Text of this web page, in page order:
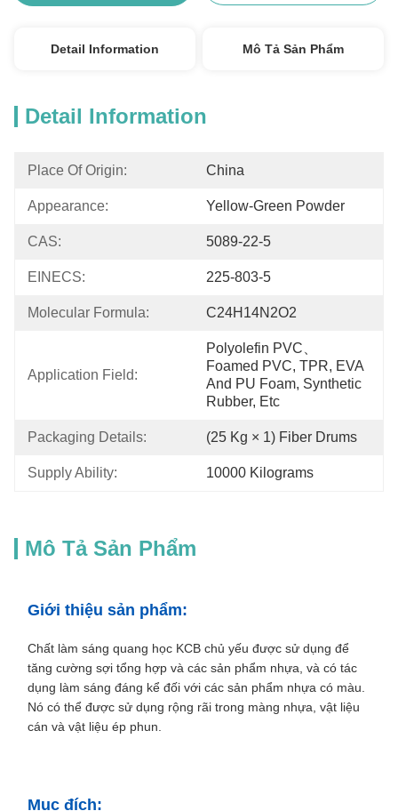
Detail Information Mô Tả Sản Phẩm
Detail Information
Place Of Origin: China
Appearance: Yellow-Green Powder
CAS: 5089-22-5
EINECS: 225-803-5
Molecular Formula: C24H14N2O2
Application Field:
Polyolefin PVC、
Foamed PVC, TPR, EVA
And PU Foam, Synthetic
Rubber, Etc
Packaging Details: (25 Kg × 1) Fiber Drums
Supply Ability: 10000 Kilograms
Mô Tả Sản Phẩm
Giới thiệu sản phẩm:
Chất làm sáng quang học KCB chủ yếu được sử dụng để
tăng cường sợi tổng hợp và các sản phẩm nhựa, và có tác
dụng làm sáng đáng kể đối với các sản phẩm nhựa có màu.
Nó có thể được sử dụng rộng rãi trong màng nhựa, vật liệu
cán và vật liệu ép phun.
Mục đích: